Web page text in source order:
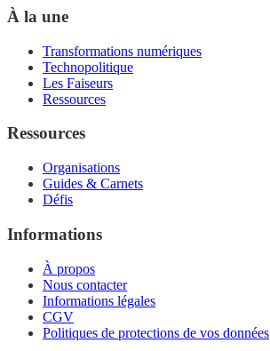
À la une
Transformations numériques
Technopolitique
Les Faiseurs
Ressources
Ressources
Organisations
Guides & Carnets
Défis
Informations
À propos
Nous contacter
Informations légales
CGV
Politiques de protections de vos données